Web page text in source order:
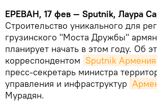
ЕРЕВАН, 17 фев — Sputnik, Лаура
Строительство уникального для
грузинского "Моста Дружбы"
планирует начать в этом году. Об
корреспондентом Sputnik Армения
пресс-секретарь министра
управления и инфраструктур
Мурадян.